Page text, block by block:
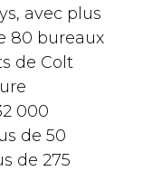
avec plus
80 bureaux
de Colt
000
de 50
de 275